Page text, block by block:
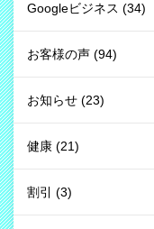
Googleビジネス (34)
お客様の声 (94)
お知らせ (23)
健康 (21)
割引 (3)